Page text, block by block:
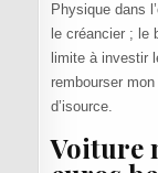
Physique dans
le créancier ; le
limite à investir
rembourser
d’isource.
Voiture